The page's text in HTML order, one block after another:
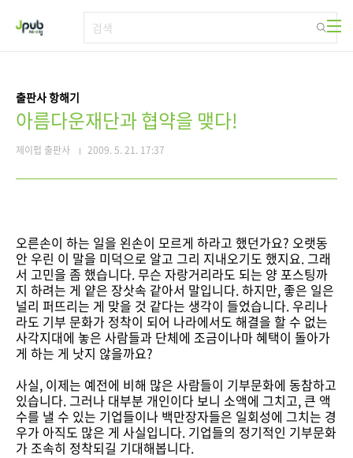
출판사 항해기
아름다운재단과 협약을 맺다!
제이펍 출판사 2009. 5. 21. 17:37
오른손이 하는 일을 왼손이 모르게 하라고 했던가요? 오랫동
안 우린 이 말을 미덕으로 알고 그리 지내오기도 했지요. 그래
서 고민을 좀 했습니다. 무슨 자랑거리라도 되는 양 포스팅까
지 하려는 게 얕은 장삿속 같아서 말입니다. 하지만, 좋은 일은
널리 퍼뜨리는 게 맞을 것 같다는 생각이 들었습니다. 우리나
라도 기부 문화가 정착이 되어 나라에서도 해결을 할 수 없는
사각지대에 놓은 사람들과 단체에 조금이나마 혜택이 돌아가
게 하는 게 낫지 않을까요?
사실, 이제는 예전에 비해 많은 사람들이 기부문화에 동참하고
있습니다. 그러나 대부분 개인이다 보니 소액에 그치고, 큰 액
수를 낼 수 있는 기업들이나 백만장자들은 일회성에 그치는 경
우가 아직도 많은 게 사실입니다. 기업들의 정기적인 기부문화
가 조속히 정착되길 기대해봅니다.